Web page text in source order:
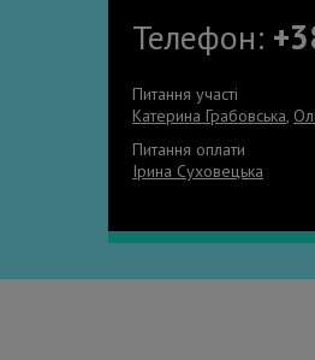
Телефон:
Питання участі
Катерина Грабовська
Питання оплати
Ірина Суховецька